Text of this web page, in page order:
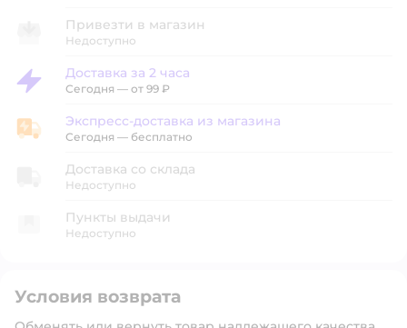
Привезти в магазин
Недоступно
Доставка за 2 часа
Доставка за 2 часа
Сегодня — от 99 ₽
Экспресс-доставка из магазина
Экспресс-доставка из магазина
Сегодня — бесплатно
Доставка со склада
Недоступно
Пункты выдачи
Недоступно
Условия возврата